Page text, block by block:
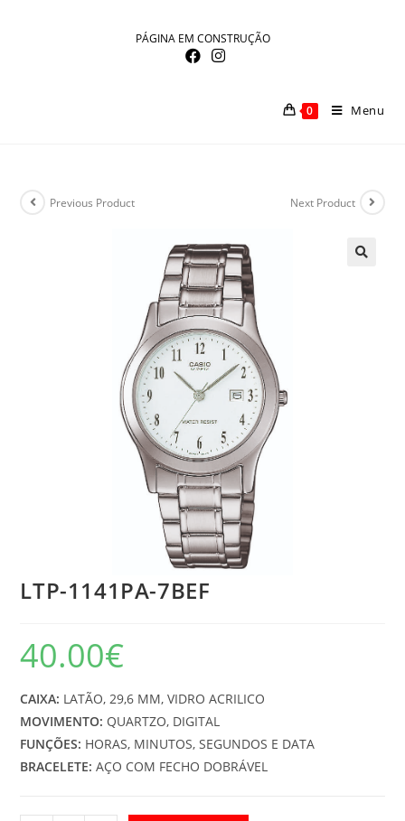
PÁGINA EM CONSTRUÇÃO
0 Menu
Previous Product Next Product
LTP-1141PA-7BEF
40.00€
CAIXA: LATÃO, 29,6 MM, VIDRO ACRILICO
MOVIMENTO: QUARTZO, DIGITAL
FUNÇÕES: HORAS, MINUTOS, SEGUNDOS E DATA
BRACELETE: AÇO COM FECHO DOBRÁVEL